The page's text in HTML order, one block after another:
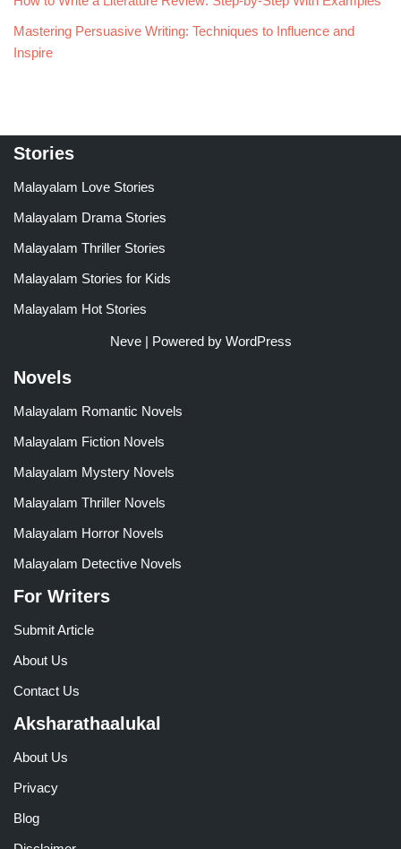
Mastering Persuasive Writing: Techniques to Influence and
Inspire
Stories
Malayalam Love Stories
Malayalam Drama Stories
Malayalam Thriller Stories
Malayalam Stories for Kids
Malayalam Hot Stories
Neve| Powered by WordPress
Novels
Malayalam Romantic Novels
Malayalam Fiction Novels
Malayalam Mystery Novels
Malayalam Thriller Novels
Malayalam Horror Novels
Malayalam Detective Novels
For Writers
Submit Article
About Us
Contact Us
Aksharathaalukal
About Us
Privacy
Blog